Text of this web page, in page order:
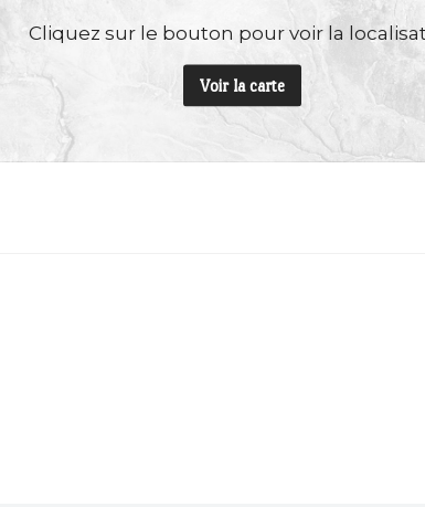
Cliquez sur le bouton pour voir la
Voir la carte